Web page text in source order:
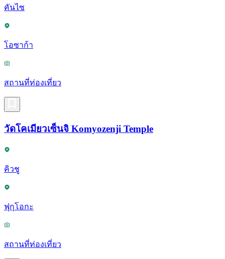
คันไซ
โอซาก้า
สถานที่ท่องเที่ยว
วัดโคเมียวเซ็นจิ Komyozenji Temple
คิวชู
ฟุกุโอกะ
สถานที่ท่องเที่ยว